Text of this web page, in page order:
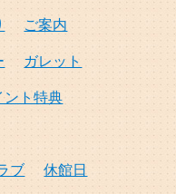
ご案内
ガレット
ント特典
ブ
休館日